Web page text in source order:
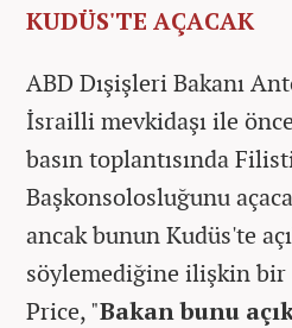
KUDÜS'TE AÇACAK
ABD Dışişleri Bakanı
İsrailli mevkidaşı ile
basın toplantısında
Başkonsolosluğunu
ancak bunun Kudüs'te
söylemediğine ilişkin bir
Price, "Bakan bunu